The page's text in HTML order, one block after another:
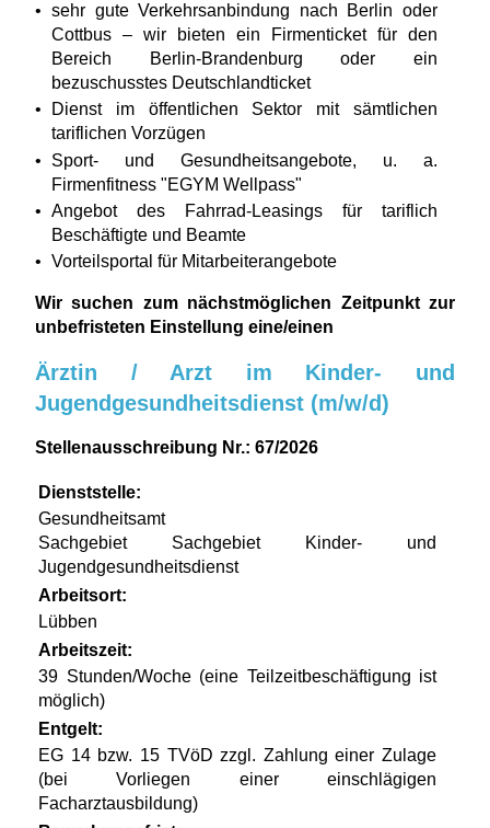
sehr gute Verkehrsanbindung nach Berlin oder
Cottbus – wir bieten ein Firmenticket für den
Bereich Berlin-Brandenburg oder ein
bezuschusstes Deutschlandticket
Dienst im öffentlichen Sektor mit sämtlichen
tariflichen Vorzügen
Sport- und Gesundheitsangebote, u. a.
Firmenfitness "EGYM Wellpass"
Angebot des Fahrrad-Leasings für tariflich
Beschäftigte und Beamte
Vorteilsportal für Mitarbeiterangebote
Wir suchen zum nächstmöglichen Zeitpunkt zur
unbefristeten Einstellung eine/einen
Ärztin / Arzt im Kinder- und
Jugendgesundheitsdienst (m/w/d)
Stellenausschreibung Nr.: 67/2026
Dienststelle:
Gesundheitsamt
Sachgebiet Sachgebiet Kinder- und
Jugendgesundheitsdienst
Arbeitsort:
Lübben
Arbeitszeit:
39 Stunden/Woche (eine Teilzeitbeschäftigung ist
möglich)
Entgelt:
EG 14 bzw. 15 TVöD zzgl. Zahlung einer Zulage
(bei Vorliegen einer einschlägigen
Facharztausbildung)